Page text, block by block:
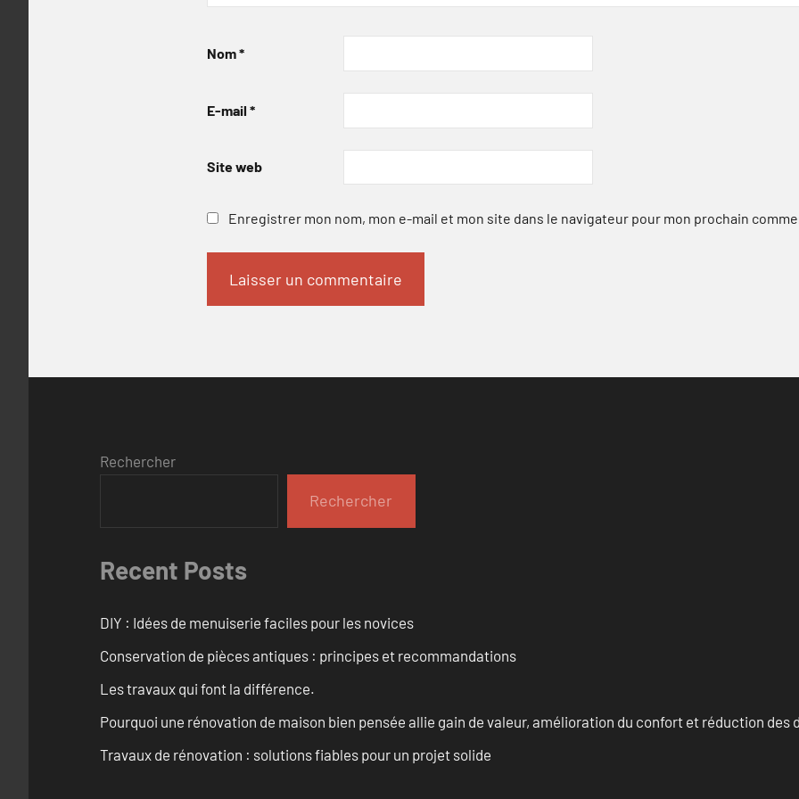
Nom*
E-mail *
Site web
Enregistrer mon nom, mon e-mail et mon site dans le navigateur pour mon prochain
Rechercher
Rechercher
Recent Posts
DIY : Idées de menuiserie faciles pour les novices
Conservation de pièces antiques : principes et recommandations
Les travaux qui font la différence.
Pourquoi une rénovation de maison bien pensée allie gain de valeur, amélioration du confort et réduction des
Travaux de rénovation : solutions fiables pour un projet solide